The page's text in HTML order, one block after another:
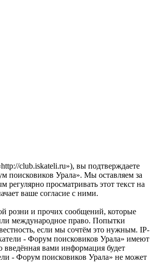
club.iskateli.ru»), вы подтверждаете
поисковиков Урала». Мы оставляем за
просматривать этот текст на
ваше согласие с ними.
розни и прочих сообщений, которые
международное право. Попытки
если мы сочтём это нужным. IP-
- Форум поисковиков Урала» имеют
введённая вами информация будет
- Форум поисковиков Урала» не может